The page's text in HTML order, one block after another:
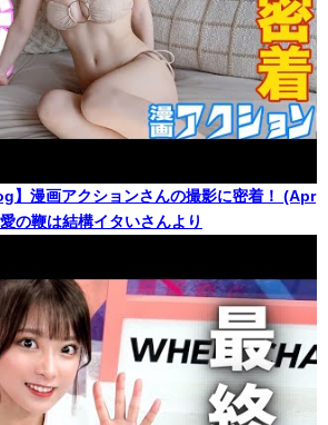
】漫画アクションさんの撮影に密着！ (Apr
の鞭は結構イタいさんより